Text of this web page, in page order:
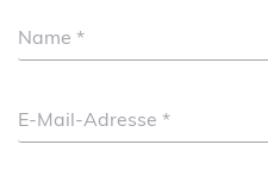
Name *
E-Mail-Adresse *